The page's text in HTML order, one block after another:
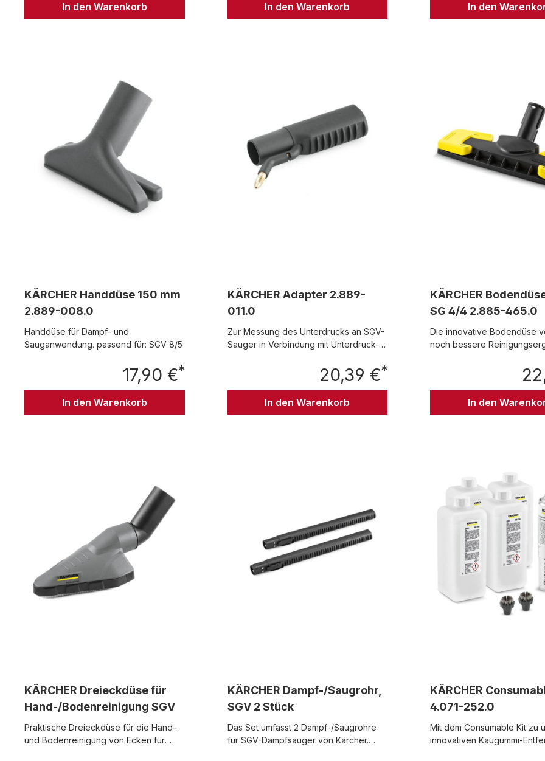
In den Warenkorb In den Warenkorb
Dampfreiniger. Die robusten
In den
KÄRCHER Handdüse 150 mm
2.889-008.0
Handdüse für Dampf- und
Sauganwendung. passend für: SGV 8/5
Regulärer Preis:
17,90 €*
In den Warenkorb
KÄRCHER Adapter 2.889-
011.0
Zur Messung des Unterdrucks an SGV-
Sauger in Verbindung mit Unterdruck-
Regulärer Preis:
20,39 €*
In den Warenkorb
KÄRCHER
SG 4/4 2.885-465.0
Die innovative Bodendüse
noch bessere
die vergrößerte
machen es möglich. Die
geeignet. Die Lamellen und
effektivere und gründlichere
von Fliesen-, Naturstein-,
PVC-Böden. passend für:
In den
KÄRCHER Dreieckdüse für
Hand-/Bodenreinigung SGV
Praktische Dreieckdüse für die Hand-
und Bodenreinigung von Ecken für
KÄRCHER Dampf-/Saugrohr,
SGV 2 Stück
Das Set umfasst 2 Dampf-/Saugrohre
für SGV-Dampfsauger von Kärcher.
KÄRCHER
4.071-252.0
Mit dem Consumable Kit zu
innovativen Kaugummi-